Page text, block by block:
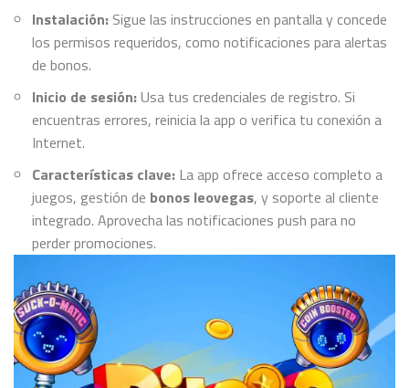
Instalación: Sigue las instrucciones en pantalla y concede
los permisos requeridos, como notificaciones para alertas
de bonos.
Inicio de sesión: Usa tus credenciales de registro. Si
encuentras errores, reinicia la app o verifica tu conexión a
Internet.
Características clave: La app ofrece acceso completo a
juegos, gestión de bonos leovegas, y soporte al cliente
integrado. Aprovecha las notificaciones push para no
perder promociones.